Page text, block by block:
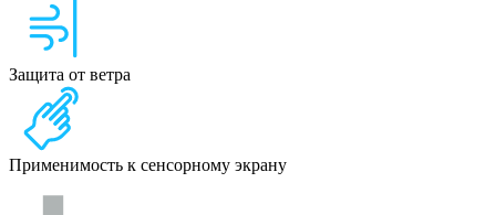
Защита от ветра
Применимость к сенсорному экрану